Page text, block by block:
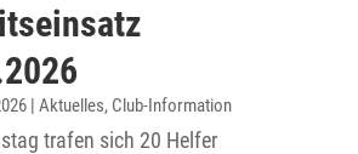
| Aktuelles, Club-Information
trafen sich 20 Helfer